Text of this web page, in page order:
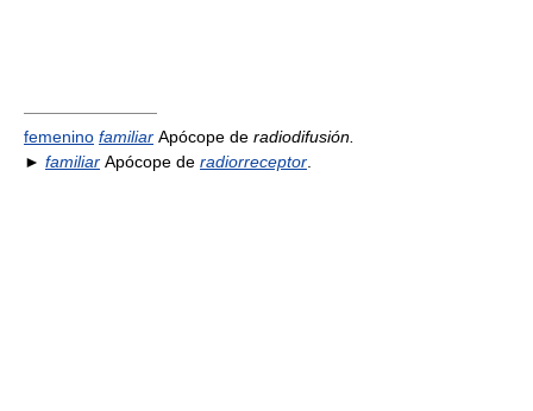
————————
femenino familiar Apócope de radiodifusión.
► familiar Apócope de radiorreceptor